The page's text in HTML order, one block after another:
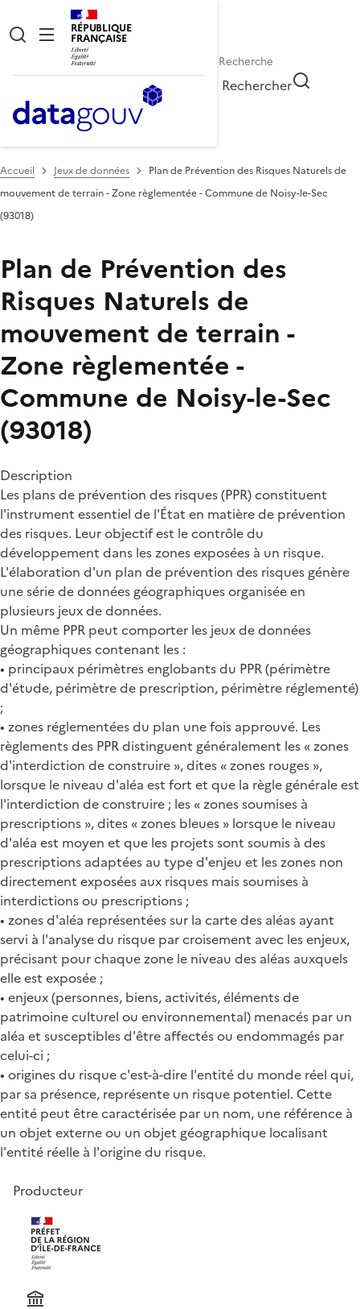
RÉPUBLIQUE
FRANÇAISE
Rechercher
Accueil Jeux de données
Plan de Prévention des Risques Naturels de
mouvement de terrain - Zone règlementée - Commune de Noisy-le-Sec
(93018)
Plan de Prévention des
Risques Naturels de
mouvement de terrain -
Zone règlementée -
Commune de Noisy-le-Sec
(93018)
Description
Les plans de prévention des risques (PPR) constituent
l'instrument essentiel de l'État en matière de prévention
des risques. Leur objectif est le contrôle du
développement dans les zones exposées à un risque.
L'élaboration d'un plan de prévention des risques génère
une série de données géographiques organisée en
plusieurs jeux de données.
Un même PPR peut comporter les jeux de données
géographiques contenant les :
• principaux périmètres englobants du PPR (périmètre
d'étude, périmètre de prescription, périmètre réglementé)
;
• zones réglementées du plan une fois approuvé. Les
règlements des PPR distinguent généralement les « zones
d'interdiction de construire », dites « zones rouges »,
lorsque le niveau d'aléa est fort et que la règle générale est
l'interdiction de construire ; les « zones soumises à
prescriptions », dites « zones bleues » lorsque le niveau
d'aléa est moyen et que les projets sont soumis à des
prescriptions adaptées au type d'enjeu et les zones non
directement exposées aux risques mais soumises à
interdictions ou prescriptions ;
• zones d'aléa représentées sur la carte des aléas ayant
servi à l'analyse du risque par croisement avec les enjeux,
précisant pour chaque zone le niveau des aléas auxquels
elle est exposée ;
• enjeux (personnes, biens, activités, éléments de
patrimoine culturel ou environnemental) menacés par un
aléa et susceptibles d'être affectés ou endommagés par
celui-ci ;
• origines du risque c'est-à-dire l'entité du monde réel qui,
par sa présence, représente un risque potentiel. Cette
entité peut être caractérisée par un nom, une référence à
un objet externe ou un objet géographique localisant
l'entité réelle à l'origine du risque.
Producteur